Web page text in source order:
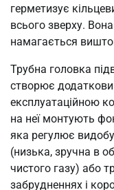
герметизує
всього зверху.
намагається
Трубна головка
створює
експлуатаційною
на неї монтують
яка регулює
(низька, зручна в
чистого газу) або
забрудненнях і